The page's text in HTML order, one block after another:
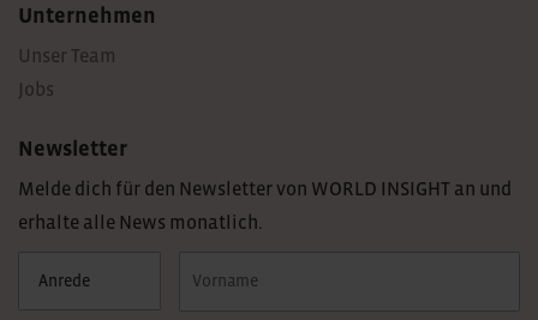
Unternehmen
Unser Team
Jobs
Newsletter
Melde dich für den Newsletter von WORLD INSIGHT an und
erhalte alle News monatlich.